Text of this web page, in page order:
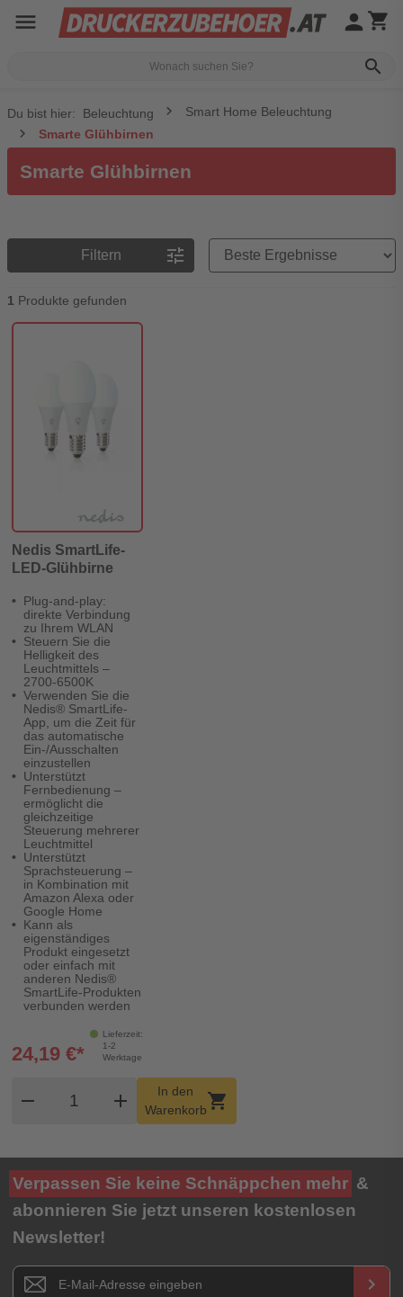
menu
search
person shopping_cart
Du bist hier: Beleuchtung
Smart Home Beleuchtung
Smarte Glühbirnen
Smarte Glühbirnen
Filtern tune
Preisreihenfolge
1 Produkte gefunden
Nedis SmartLife-
LED-Glühbirne
Plug-and-play:
direkte Verbindung
zu Ihrem WLAN
Steuern Sie die
Helligkeit des
Leuchtmittels –
2700-6500K
Verwenden Sie die
Nedis® SmartLife-
App, um die Zeit für
das automatische
Ein-/Ausschalten
einzustellen
Unterstützt
Fernbedienung –
ermöglicht die
gleichzeitige
Steuerung mehrerer
Leuchtmittel
Unterstützt
Sprachsteuerung –
in Kombination mit
Amazon Alexa oder
Google Home
Kann als
eigenständiges
Produkt eingesetzt
oder einfach mit
anderen Nedis®
SmartLife-Produkten
verbunden werden
Lieferzeit:
1-2
Werktage
24,19 €*
remove
Produkt Warenkorb Menge
add
In den
Warenkorbshopping_cart
Verpassen Sie keine Schnäppchen mehr &
abonnieren Sie jetzt unseren kostenlosen
Newsletter!
Newsletter E-Mail Adresse keyboard_arrow_right